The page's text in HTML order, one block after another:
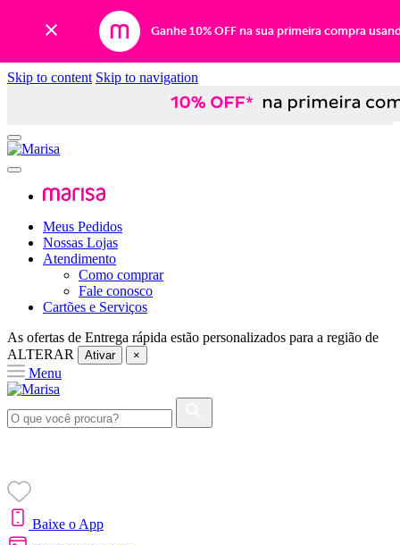
Ganhe 10% OFF na sua primeira compra
Skip to content Skip to navigation
Meus Pedidos
Nossas Lojas
Atendimento
Como comprar
Fale conosco
Cartões e Serviços
As ofertas de Entrega rápida estão personalizados para a região de
ALTERAR
Ativar ×
Menu
Baixe o App